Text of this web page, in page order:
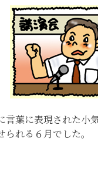
言葉に表現された小
れる６月でした。